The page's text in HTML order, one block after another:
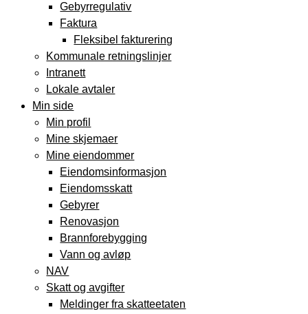
Gebyrregulativ
Faktura
Fleksibel fakturering
Kommunale retningslinjer
Intranett
Lokale avtaler
Min side
Min profil
Mine skjemaer
Mine eiendommer
Eiendomsinformasjon
Eiendomsskatt
Gebyrer
Renovasjon
Brannforebygging
Vann og avløp
NAV
Skatt og avgifter
Meldinger fra skatteetaten